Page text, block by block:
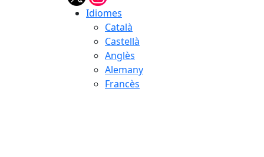
Idiomes
Català
Castellà
Anglès
Alemany
Francès